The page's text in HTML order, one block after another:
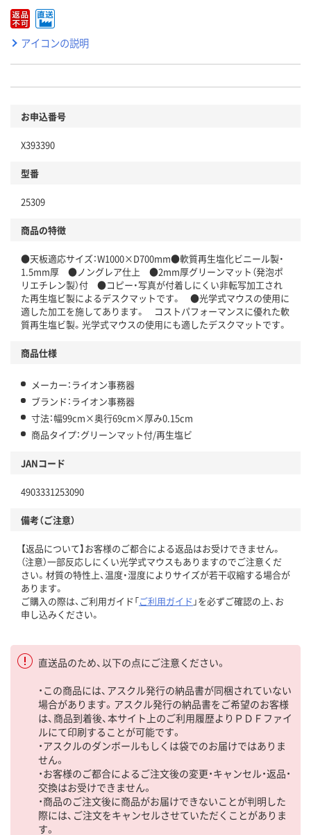
アイコンの説明
お申込番号
X393390
型番
25309
商品の特徴
●天板適応サイズ：W1000×D700mm●軟質再生塩化ビニール製・
1.5mm厚 ●ノングレア仕上 ●2mm厚グリーンマット（発泡ポ
リエチレン製）付 ●コピー・写真が付着しにくい非転写加工され
た再生塩ビ製によるデスクマットです。 ●光学式マウスの使用に
適した加工を施してあります。 コストパフォーマンスに優れた軟
質再生塩ビ製。光学式マウスの使用にも適したデスクマットです。
商品仕様
メーカー：ライオン事務器
ブランド：ライオン事務器
寸法：幅99cm×奥行69cm×厚み0.15cm
商品タイプ：グリーンマット付/再生塩ビ
JANコード
4903331253090
備考（ご注意）
【返品について】お客様のご都合による返品はお受けできません。
（注意）一部反応しにくい光学式マウスもありますのでご注意くだ
さい。材質の特性上、温度・湿度によりサイズが若干収縮する場合が
あります。
ご購入の際は、ご利用ガイド「ご利用ガイド 」を必ずご確認の上、お
申し込みください。
直送品のため、以下の点にご注意ください。
・この商品には、アスクル発行の納品書が同梱されていない
場合があります。アスクル発行の納品書をご希望のお客様
は、商品到着後、本サイト上のご利用履歴よりＰＤＦファイ
ルにて印刷することが可能です。
・アスクルのダンボールもしくは袋でのお届けではありま
せん。
・お客様のご都合によるご注文後の変更・キャンセル・返品・
交換はお受けできません。
・商品のご注文後に商品がお届けできないことが判明した
際には、ご注文をキャンセルさせていただくことがありま
す。